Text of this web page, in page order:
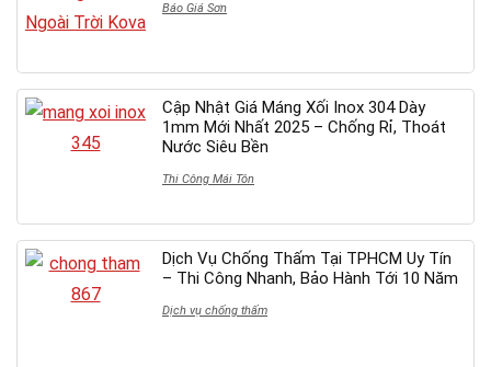
Báo Giá Sơn
Cập Nhật Giá Máng Xối Inox 304 Dày
1mm Mới Nhất 2025 – Chống Rỉ, Thoát
Nước Siêu Bền
Thi Công Mái Tôn
Dịch Vụ Chống Thấm Tại TPHCM Uy Tín
– Thi Công Nhanh, Bảo Hành Tới 10 Năm
Dịch vụ chống thấm